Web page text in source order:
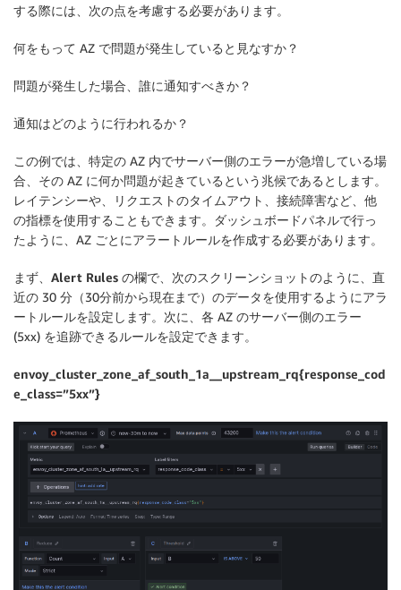
する際には、次の点を考慮する必要があります。
何をもって AZ で問題が発生していると見なすか？
問題が発生した場合、誰に通知すべきか？
通知はどのように行われるか？
この例では、特定の AZ 内でサーバー側のエラーが急増している場
合、その AZ に何か問題が起きているという兆候であるとします。
レイテンシーや、リクエストのタイムアウト、接続障害など、他
の指標を使用することもできます。ダッシュボードパネルで行っ
たように、AZ ごとにアラートルールを作成する必要があります。
まず、 Alert Rules の欄で、次のスクリーンショットのように、直
近の 30 分（30分前から現在まで）のデータを使用するようにアラ
ートルールを設定します。次に、各 AZ のサーバー側のエラー
(5xx) を追跡できるルールを設定できます。
envoy_cluster_zone_af_south_1a__upstream_rq{response_cod
e_class=”5xx”}